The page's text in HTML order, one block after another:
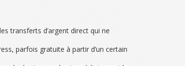
transferts d’argent direct qui ne
parfois gratuite à partir d’un certain